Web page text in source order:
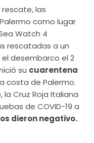
las
como lugar
Watch 4
rescatadas a un
el desembarco el 2
su cuarentena
costa de Palermo.
Cruz Roja Italiana
de COVID-19 a
dieron negativo.